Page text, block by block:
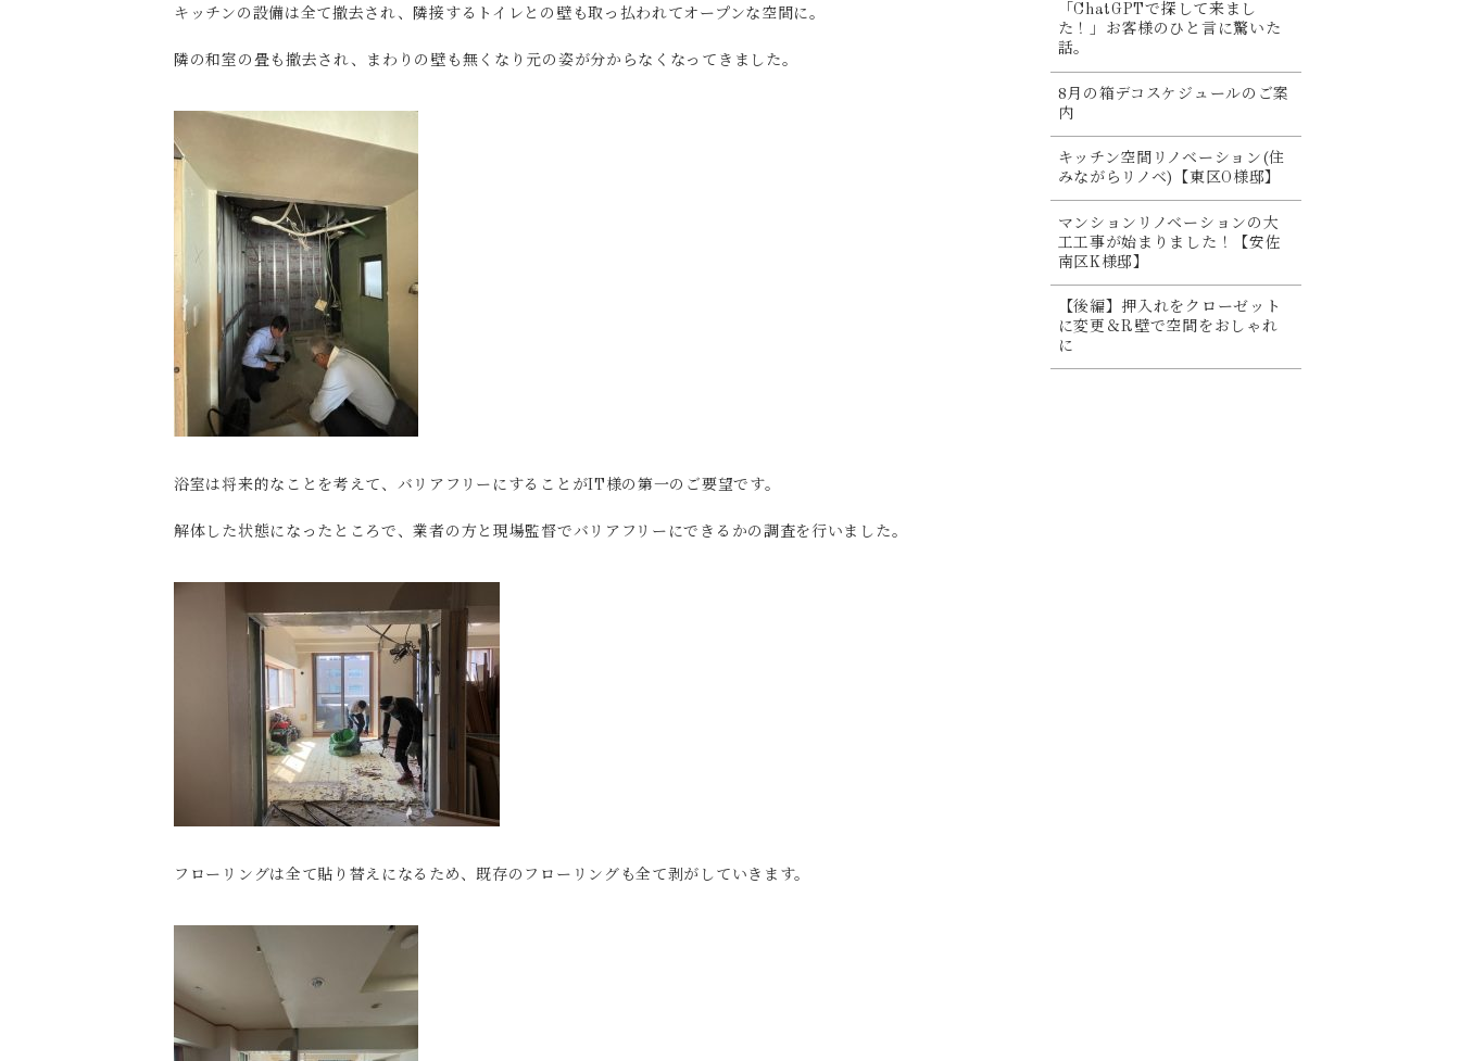
キッチンの設備は全て撤去され、隣接するトイレとの壁も取っ払われてオープンな空間に。
隣の和室の畳も撤去され、まわりの壁も無くなり元の姿が分からなくなってきました。
浴室は将来的なことを考えて、バリアフリーにすることがIT様の第一のご要望です。
解体した状態になったところで、業者の方と現場監督でバリアフリーにできるかの調査を行いました。
フローリングは全て貼り替えになるため、既存のフローリングも全て剥がしていきます。
「ChatGPTで探して来まし
た！」お客様のひと言に驚いた
話。
8月の箱デコスケジュールのご案
内
キッチン空間リノベーション(住
みながらリノベ)【東区O様邸】
マンションリノベーションの大
工工事が始まりました！【安佐
南区K様邸】
【後編】押入れをクローゼット
に変更＆R壁で空間をおしゃれ
に